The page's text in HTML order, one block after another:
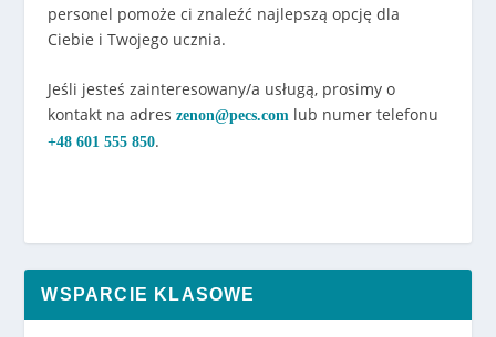
personel pomoże ci znaleźć najlepszą opcję dla
Ciebie i Twojego ucznia.
Jeśli jesteś zainteresowany/a usługą, prosimy o
kontakt na adres zenon@pecs.comlub numer telefonu
+48 601 555 850.
WSPARCIE KLASOWE